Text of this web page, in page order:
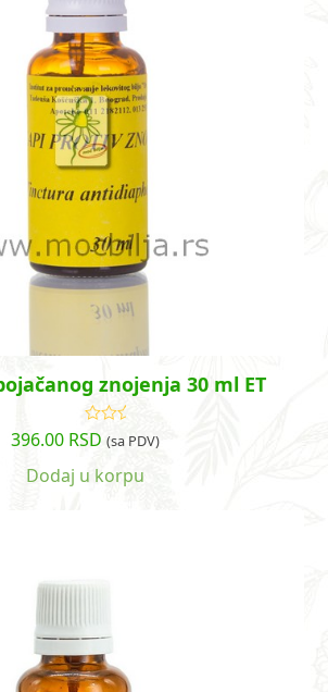
znojenja 30 ml ET
Ocenjeno
sa4.21
396.00 RSD (sa PDV)
Dodaj u korpu